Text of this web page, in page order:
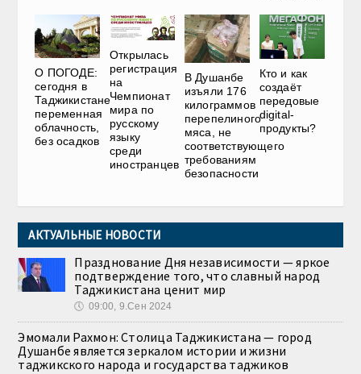
О ПОГОДЕ:
сегодня в
Таджикистане
переменная
облачность,
без осадков
Открылась
регистрация
на
Чемпионат
мира по
русскому
языку
среди
иностранцев
В Душанбе
изъяли 176
килограммов
перепелиного
мяса, не
соответствующего
требованиям
безопасности
Кто и как
создаёт
передовые
digital-
продукты?
АКТУАЛЬНЫЕ НОВОСТИ
Празднование Дня независимости — яркое
подтверждение того, что славный народ
Таджикистана ценит мир
🕔 09:00, 9.Сен 2024
Эмомали Рахмон: Столица Таджикистана — город
Душанбе является зеркалом истории и жизни
таджикского народа и государства таджиков